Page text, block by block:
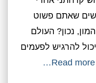
שאתם פשוט
נכון? העולם
להרגיש לפעמים
Read more…